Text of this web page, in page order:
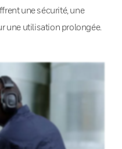
une sécurité, une
une utilisation prolongée.